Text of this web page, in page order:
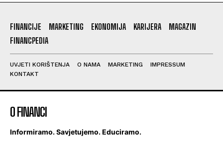
FINANCIJE MARKETING EKONOMIJA KARIJERA
MAGAZIN
FINANCPEDIA
UVJETI KORIŠTENJA O NAMA MARKETING
IMPRESSUM
KONTAKT
O FINANCI
Informiramo. Savjetujemo. Educiramo.